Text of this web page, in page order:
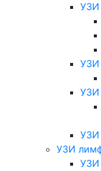
УЗИ
УЗИ
УЗИ
УЗИ
УЗИ
УЗИ